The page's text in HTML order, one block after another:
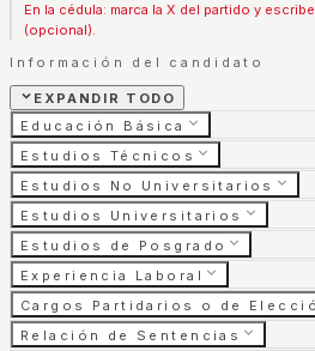
En la cédula: marca la X del partido y
(opcional).
Información del candidato
EXPANDIR TODO
Educación Básica
Estudios Técnicos
Estudios No Universitarios
Estudios Universitarios
Estudios de Posgrado
Experiencia Laboral
Cargos Partidarios o de
Relación de Sentencias